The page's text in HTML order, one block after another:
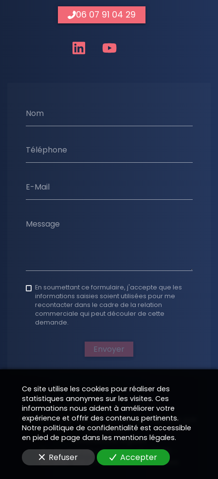
Nom
Téléphone
E-Mail
Message
En soumettant ce formulaire, j'accepte que les
informations saisies soient utilisées pour me
recontacter dans le cadre de la relation
commerciale qui peut découler de cette
demande.
Envoyer
06 07 91 04 29
Structure digitale composée et propulsée par
EPIXELIC
—
Annotations légales
—
Toute reproduction interdite 2026
Modifier vos préférences de cookies
Ce site utilise les cookies pour réaliser des
statistiques anonymes sur les visites. Ces
informations nous aident à améliorer votre
expérience et offrir des contenus pertinents.
Notre politique de confidentialité est accessible
en pied de page dans les mentions légales.
Refuser Accepter